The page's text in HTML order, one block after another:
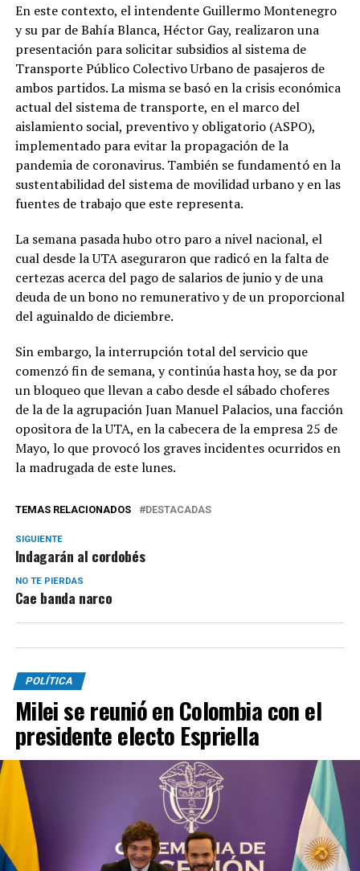
En este contexto, el intendente Guillermo Montenegro
y su par de Bahía Blanca, Héctor Gay, realizaron una
presentación para solicitar subsidios al sistema de
Transporte Público Colectivo Urbano de pasajeros de
ambos partidos. La misma se basó en la crisis económica
actual del sistema de transporte, en el marco del
aislamiento social, preventivo y obligatorio (ASPO),
implementado para evitar la propagación de la
pandemia de coronavirus. También se fundamentó en la
sustentabilidad del sistema de movilidad urbano y en las
fuentes de trabajo que este representa.
La semana pasada hubo otro paro a nivel nacional, el
cual desde la UTA aseguraron que radicó en la falta de
certezas acerca del pago de salarios de junio y de una
deuda de un bono no remunerativo y de un proporcional
del aguinaldo de diciembre.
Sin embargo, la interrupción total del servicio que
comenzó fin de semana, y continúa hasta hoy, se da por
un bloqueo que llevan a cabo desde el sábado choferes
de la de la agrupación Juan Manuel Palacios, una facción
opositora de la UTA, en la cabecera de la empresa 25 de
Mayo, lo que provocó los graves incidentes ocurridos en
la madrugada de este lunes.
TEMAS RELACIONADOS DESTACADAS
SIGUIENTE
Indagarán al cordobés
NO TE PIERDAS
Cae banda narco
POLÍTICA
Milei se reunió en Colombia con el
presidente electo Espriella